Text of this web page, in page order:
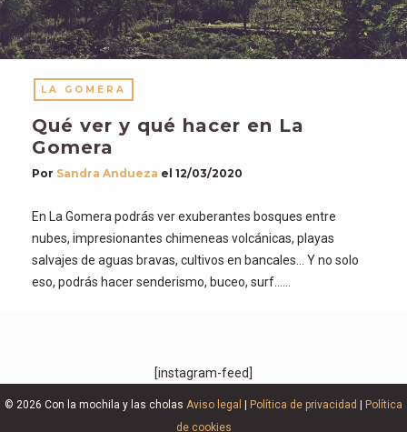
LA GOMERA
Qué ver y qué hacer en La
Gomera
Por Sandra Andueza el 12/03/2020
En La Gomera podrás ver exuberantes bosques entre
nubes, impresionantes chimeneas volcánicas, playas
salvajes de aguas bravas, cultivos en bancales… Y no solo
eso, podrás hacer senderismo, buceo, surf……
[instagram-feed]
© 2026 Con la mochila y las cholas Aviso legal Política de privacidad
Política
de cookies